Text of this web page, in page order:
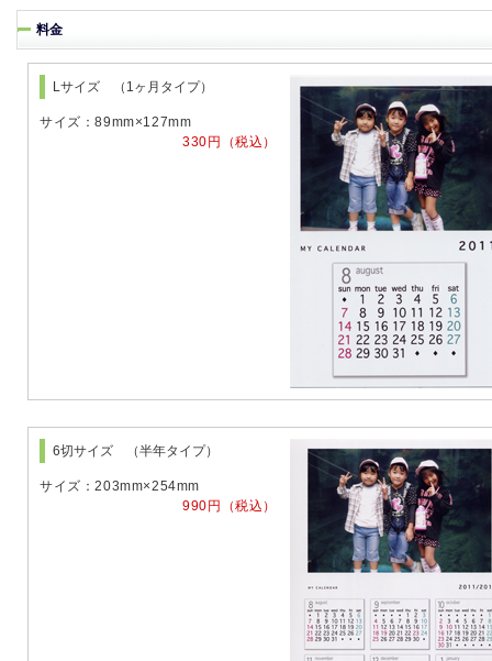
料金
Lサイズ （1ヶ月タイプ）
サイズ：89mm×127mm
330円（税込）
6切サイズ （半年タイプ）
サイズ：203mm×254mm
990円（税込）